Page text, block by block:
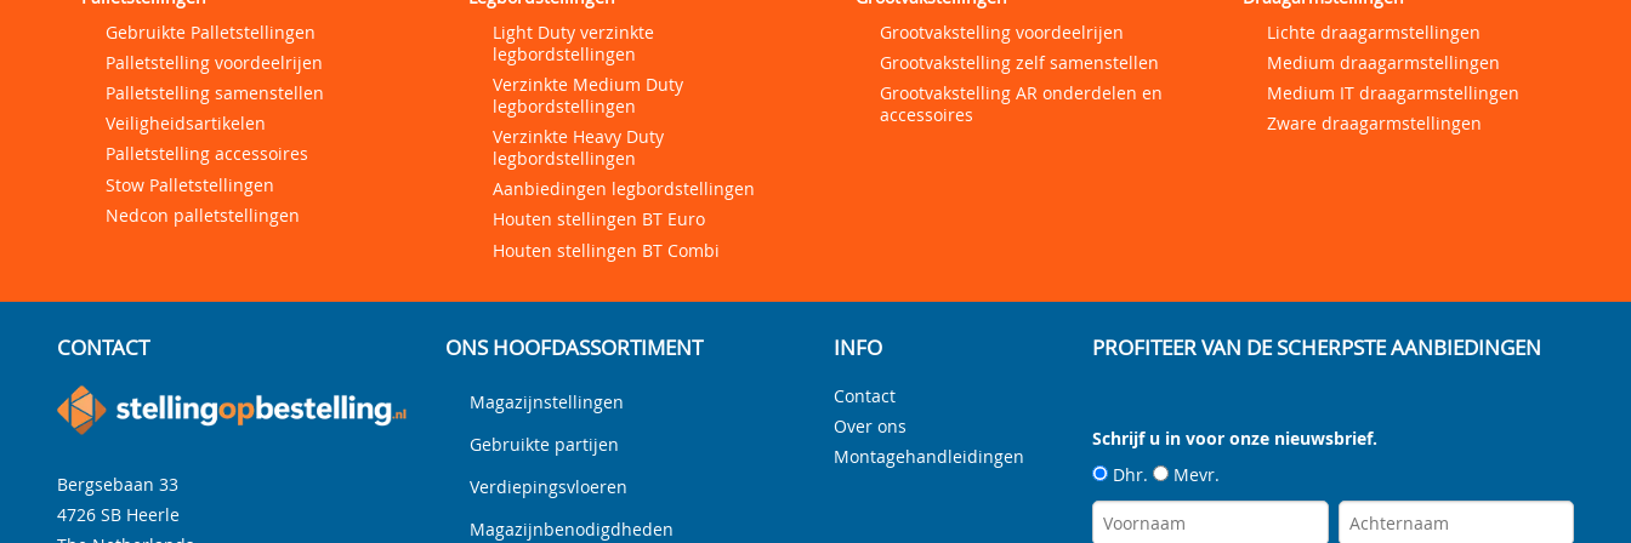
Gebruikte Palletstellingen
Palletstelling voordeelrijen
Palletstelling samenstellen
Veiligheidsartikelen
Palletstelling accessoires
Stow Palletstellingen
Nedcon palletstellingen
Light Duty verzinkte
legbordstellingen
Verzinkte Medium Duty
legbordstellingen
Verzinkte Heavy Duty
legbordstellingen
Aanbiedingen legbordstellingen
Houten stellingen BT Euro
Houten stellingen BT Combi
Grootvakstelling voordeelrijen
Grootvakstelling zelf samenstellen
Grootvakstelling AR onderdelen en
accessoires
Lichte draagarmstellingen
Medium draagarmstellingen
Medium IT draagarmstellingen
Zware draagarmstellingen
CONTACT
Bergsebaan 33
4726 SB Heerle
ONS HOOFDASSORTIMENT
Magazijnstellingen
Gebruikte partijen
Verdiepingsvloeren
Magazijnbenodigdheden
INFO
Contact
Over ons
Montagehandleidingen
PROFITEER VAN DE SCHERPSTE AANBIEDINGEN
Schrijf u in voor onze nieuwsbrief.
Dhr.
Mevr.